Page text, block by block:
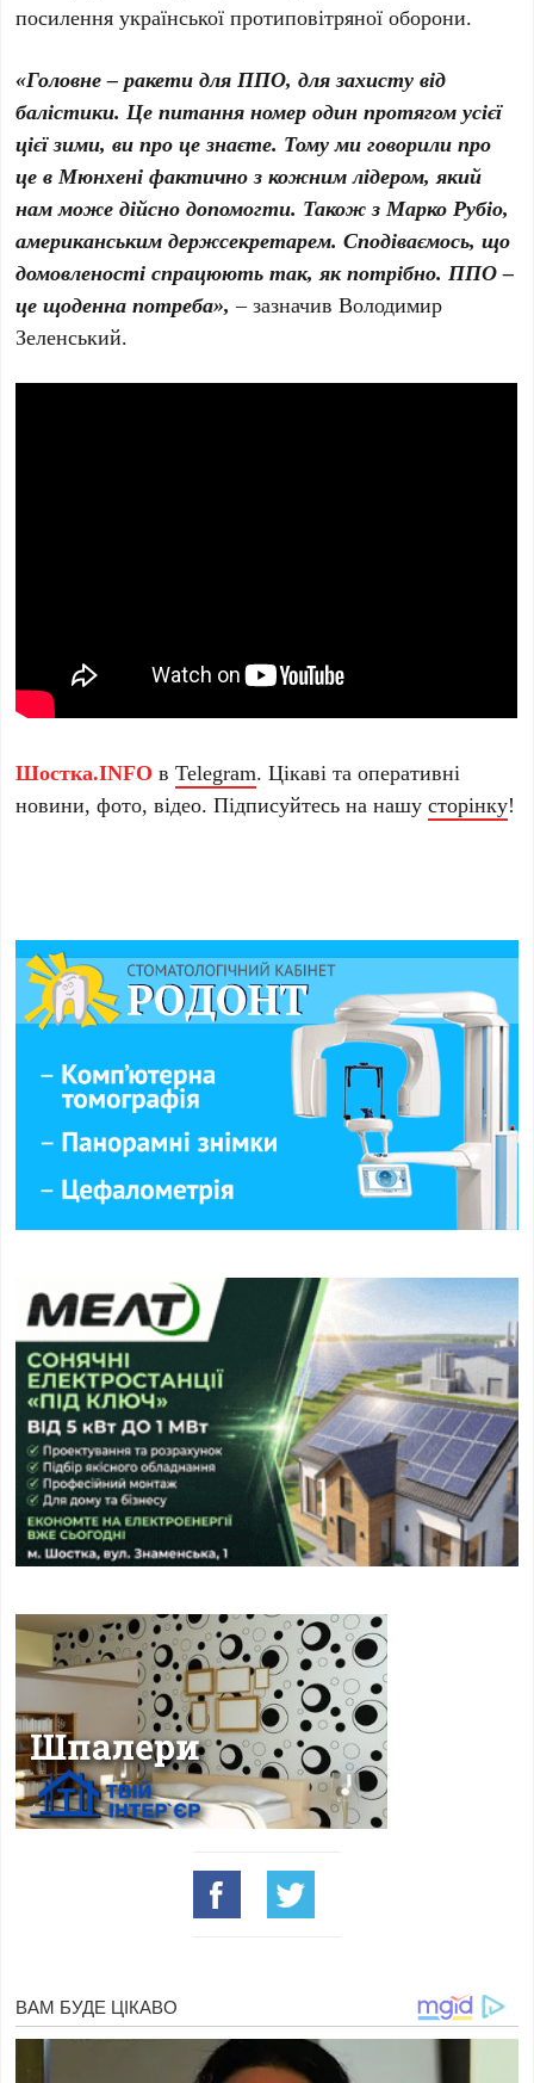
посилення української протиповітряної оборони.
«Головне – ракети для ППО, для захисту від
балістики. Це питання номер один протягом усієї
цієї зими, ви про це знаєте. Тому ми говорили про
це в Мюнхені фактично з кожним лідером, який
нам може дійсно допомогти. Також з Марко Рубіо,
американським держсекретарем. Сподіваємось, що
домовленості спрацюють так, як потрібно. ППО –
це щоденна потреба», – зазначив Володимир
Зеленський.
Шостка.INFO вTelegram. Цікаві та оперативні
новини, фото, відео. Підписуйтесь на нашусторінку!